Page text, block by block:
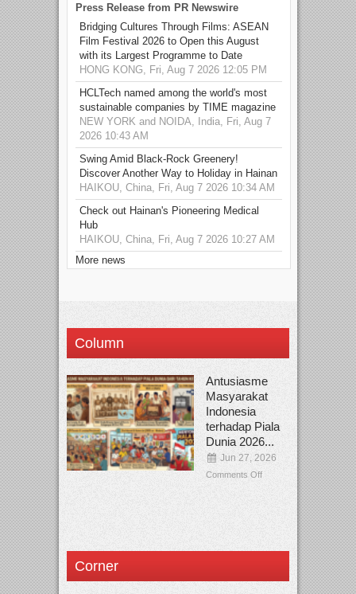
Press Release from PR Newswire
Bridging Cultures Through Films: ASEAN
Film Festival 2026 to Open this August
with its Largest Programme to Date
HONG KONG, Fri, Aug 7 2026 12:05 PM
HCLTech named among the world's most
sustainable companies by TIME magazine
NEW YORK and NOIDA, India, Fri, Aug 7
2026 10:43 AM
Swing Amid Black‑Rock Greenery!
Discover Another Way to Holiday in Hainan
HAIKOU, China, Fri, Aug 7 2026 10:34 AM
Check out Hainan's Pioneering Medical
Hub
HAIKOU, China, Fri, Aug 7 2026 10:27 AM
More news
Column
Antusiasme
Masyarakat
Indonesia
terhadap Piala
Dunia 2026...
Jun 27, 2026
Comments Off
Corner